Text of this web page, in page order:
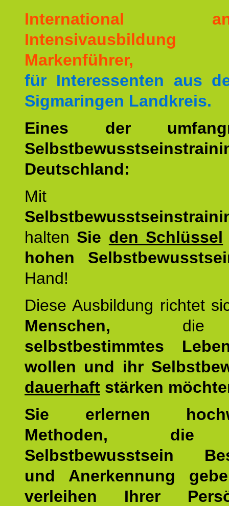
International
Markenführer,
für Interessenten aus
Sigmaringen Landkreis.
Eines der
Deutschland:
Mit
halten Sie den Schlüssel
hohen
Hand!
Diese Ausbildung richtet
Menschen,
selbstbestimmtes
wollen und ihr
dauerhaft stärken
Sie erlernen
Methoden, die
Selbstbewusstsein
und Anerkennung
verleihen Ihrer